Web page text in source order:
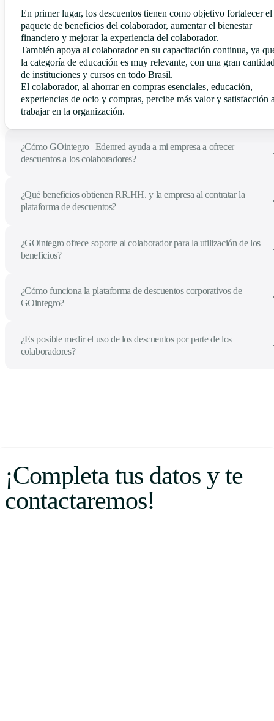
En primer lugar, los descuentos tienen como objetivo fortalecer el
paquete de beneficios del colaborador, aumentar el bienestar
financiero y mejorar la experiencia del colaborador.
También apoya al colaborador en su capacitación continua, ya
la categoría de educación es muy relevante, con una gran
de instituciones y cursos en todo Brasil.
El colaborador, al ahorrar en compras esenciales, educación,
experiencias de ocio y compras, percibe más valor y satisfacción
trabajar en la organización.
¿Cómo GOintegro | Edenred ayuda a mi empresa a ofrecer
descuentos a los colaboradores?
¿Qué beneficios obtienen RR.HH. y la empresa al contratar la
plataforma de descuentos?
¿GOintegro ofrece soporte al colaborador para la utilización de los
beneficios?
¿Cómo funciona la plataforma de descuentos corporativos de
GOintegro?
¿Es posible medir el uso de los descuentos por parte de los
colaboradores?
¡Completa tus datos y te
contactaremos!